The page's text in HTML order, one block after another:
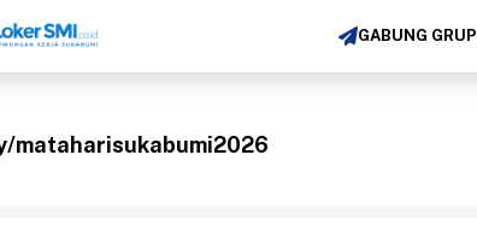
GABUNG GRUP
mataharisukabumi2026